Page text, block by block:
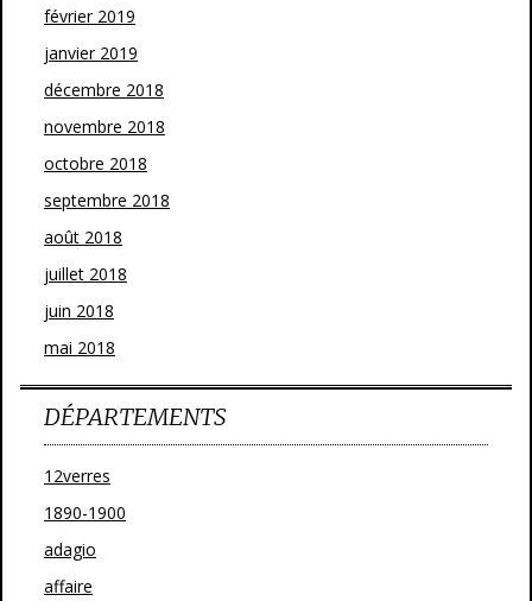
février 2019
janvier 2019
décembre 2018
novembre 2018
octobre 2018
septembre 2018
août 2018
juillet 2018
juin 2018
mai 2018
DÉPARTEMENTS
12verres
1890-1900
adagio
affaire